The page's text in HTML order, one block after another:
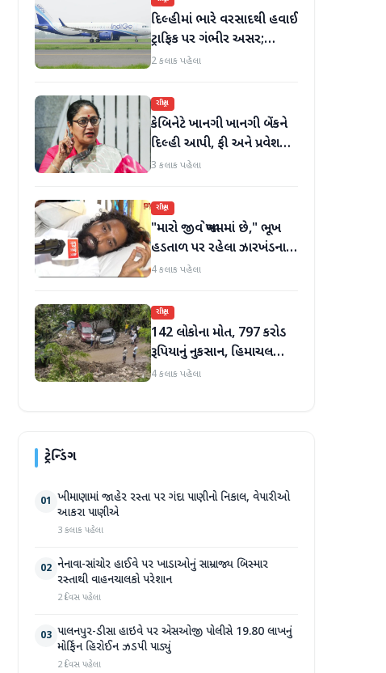
દિલ્હીમાં ભારે વરસાદથી હવાઈ
ટ્રાફિક પર ગંભીર અસર;
ઈન્ડિગોએ મુસાફરો માટે
2 કલાક પહેલા
રાષ્ટ્રીય
કેબિનેટે ખાનગી ખાનગી બેંકને
દિલ્હી આપી, ફી અને પ્રવેશ
માટે નવા નિયમો વિશે જાણો
3 કલાક પહેલા
રાષ્ટ્રીય
"મારો જીવ જોખમમાં છે," ભૂખ
હડતાળ પર રહેલા ઝારખંડના
વિદ્યાર્થી નેતા દેવેન્દ્ર નાથ
4 કલાક પહેલા
રાષ્ટ્રીય
142 લોકોના મોત, 797 કરોડ
રૂપિયાનું નુકસાન, હિમાચલ
પ્રદેશમાં ભારે ચોમાસાનો સામનો
4 કલાક પહેલા
ટ્રેન્ડિંગ
01 ખીમાણામાં જાહેર રસ્તા પર ગંદા પાણીનો નિકાલ, વેપારીઓ
આકરા પાણીએ
3 કલાક પહેલા
02 નેનાવા-સાંચોર હાઈવે પર ખાડાઓનું સામ્રાજ્ય બિસ્માર
રસ્તાથી વાહનચાલકો પરેશાન
2 દિવસ પહેલા
03 પાલનપુર-ડીસા હાઇવે પર એસઓજી પોલીસે 19.80 લાખનું
મોર્ફિન હિરોઈન ઝડપી પાડ્યું
2 દિવસ પહેલા